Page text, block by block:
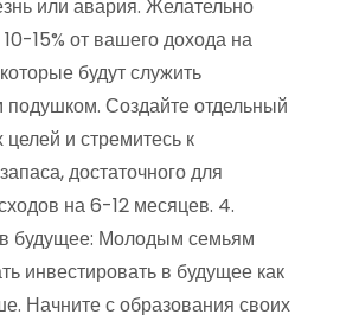
или авария. Желательно
15% от вашего дохода на
будут служить
Создайте отдельный
целей и стремитесь к
достаточного для
на 6-12 месяцев. 4.
будущее: Молодым семьям
инвестировать в будущее как
Начните с образования своих